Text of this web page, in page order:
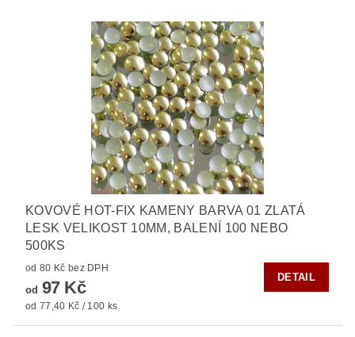
KOVOVÉ HOT-FIX KAMENY BARVA 01 ZLATÁ
LESK VELIKOST 10MM, BALENÍ 100 NEBO
500KS
od 80 Kč bez DPH
od 97 Kč
od 77,40 Kč / 100 ks
DETAIL